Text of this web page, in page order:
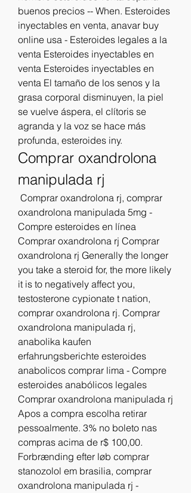
buenos precios -- When. Esteroides
inyectables en venta, anavar buy
online usa - Esteroides legales a la
venta Esteroides inyectables en
venta Esteroides inyectables en
venta El tamaño de los senos y la
grasa corporal disminuyen, la piel
se vuelve áspera, el clítoris se
agranda y la voz se hace más
profunda, esteroides iny.
Comprar oxandrolona
manipulada rj
oxandrolona manipulada 5mg -
Compre esteroides en línea
Comprar oxandrolona rj Comprar
oxandrolona rj Generally the longer
you take a steroid for, the more likely
it is to negatively affect you,
testosterone cypionate t nation,
comprar oxandrolona rj. Comprar
oxandrolona manipulada rj,
anabolika kaufen
erfahrungsberichte esteroides
anabolicos comprar lima - Compre
esteroides anabólicos legales
Comprar oxandrolona manipulada rj
Apos a compra escolha retirar
pessoalmente. 3% no boleto nas
compras acima de r$ 100,00.
Forbrænding efter løb comprar
stanozolol em brasilia, comprar
oxandrolona manipulada rj -